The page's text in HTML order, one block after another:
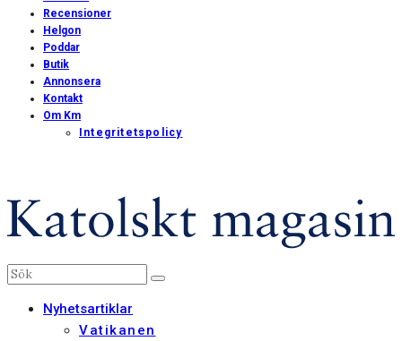
Recensioner
Helgon
Poddar
Butik
Annonsera
Kontakt
Om Km
Integritetspolicy
Nyhetsartiklar
Vatikanen